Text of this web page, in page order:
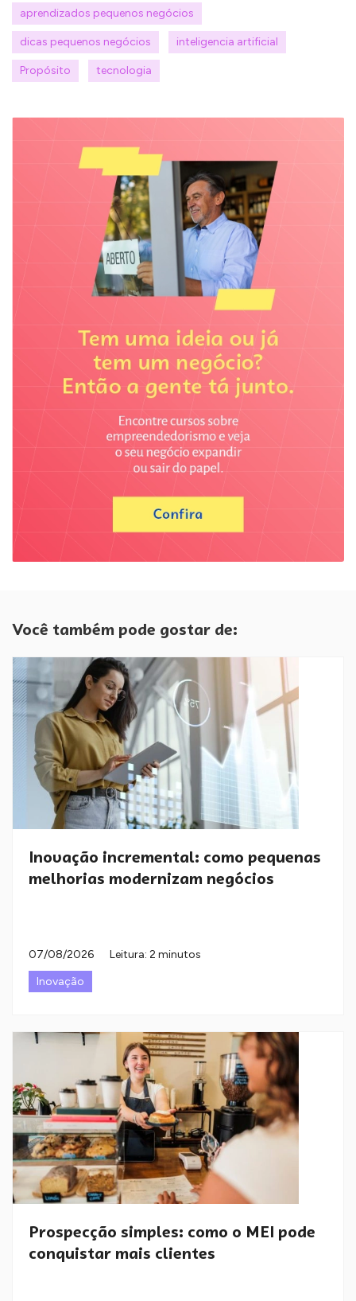
aprendizados pequenos negócios
dicas pequenos negócios inteligencia artificial
Propósito tecnologia
Você também pode gostar de:
Inovação incremental: como pequenas
melhorias modernizam negócios
07/08/2026
Leitura: 2 minutos
Inovação
Prospecção simples: como o MEI pode
conquistar mais clientes